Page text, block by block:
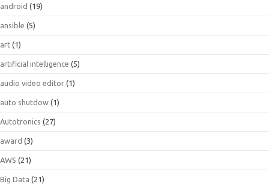
android (19)
ansible (5)
art (1)
artificial intelligence (5)
audio video editor (1)
auto shutdow (1)
Autotronics (27)
award (3)
AWS (21)
Big Data (21)